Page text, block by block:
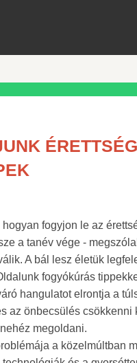
fogyjon le az
a tanév vége -
A bál lesz életük
fogyókúrás
hangulatot elrontja a
az önbecsülés csökkenni
megoldani.
a közelmúltban